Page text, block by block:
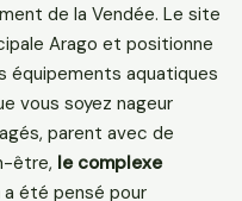
de la Vendée. Le site
Arago et positionne
équipements aquatiques
vous soyez nageur
parent avec de
être, le complexe
a été pensé pour